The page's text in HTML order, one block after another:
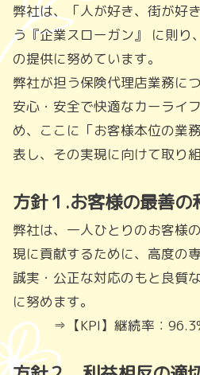
弊社は、「人が好き、街が好
う『企業スローガン』 に則り
の提供に努めています。
弊社が担う保険代理店業務に
安心・安全で快適なカーライ
め、ここに「お客様本位の業
表し、その実現に向けて取り
方針１.お客様の最善の
弊社は、一人ひとりのお客様
現に貢献するために、高度の
誠実・公正な対応のもと良質
に努めます。
⇒【KPI】継続率：96.3%